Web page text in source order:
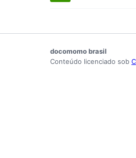
docomomo brasil
Conteúdo licenciado sob